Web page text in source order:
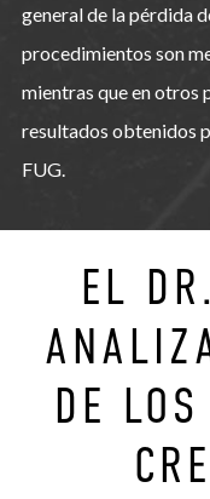
general de la pérdida
procedimientos son
mientras que en otros
resultados obtenidos
FUG.
EL
DE